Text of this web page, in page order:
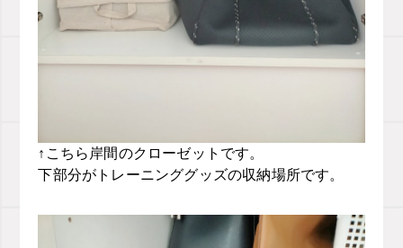
↑こちら岸間のクローゼットです。
下部分がトレーニンググッズの収納場所です。